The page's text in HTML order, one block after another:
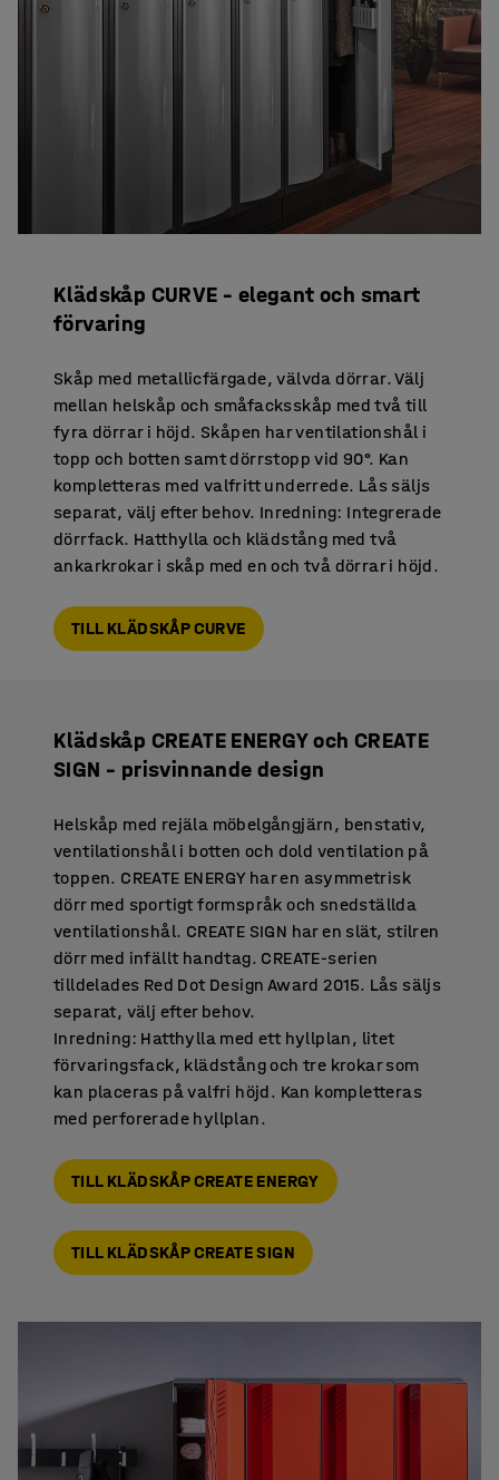
Klädskåp CURVE – elegant och smart
förvaring
Skåp med metallicfärgade, välvda dörrar. Välj
mellan helskåp och småfacksskåp med två till
fyra dörrar i höjd. Skåpen har ventilationshål i
topp och botten samt dörrstopp vid 90°. Kan
kompletteras med valfritt underrede. Lås säljs
separat, välj efter behov. Inredning: Integrerade
dörrfack. Hatthylla och klädstång med två
ankarkrokar i skåp med en och två dörrar i höjd.
TILL KLÄDSKÅP CURVE
Klädskåp CREATE ENERGY och CREATE
SIGN – prisvinnande design
Helskåp med rejäla möbelgångjärn, benstativ,
ventilationshål i botten och dold ventilation på
toppen. CREATE ENERGY har en asymmetrisk
dörr med sportigt formspråk och snedställda
ventilationshål. CREATE SIGN har en slät, stilren
dörr med infällt handtag. CREATE-serien
tilldelades Red Dot Design Award 2015. Lås säljs
separat, välj efter behov.
Inredning: Hatthylla med ett hyllplan, litet
förvaringsfack, klädstång och tre krokar som
kan placeras på valfri höjd. Kan kompletteras
med perforerade hyllplan.
TILL KLÄDSKÅP CREATE ENERGY
TILL KLÄDSKÅP CREATE SIGN